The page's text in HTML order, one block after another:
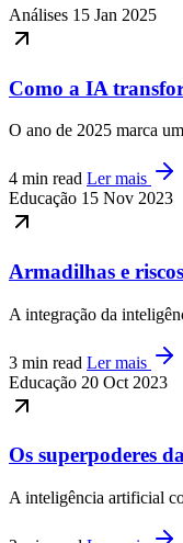
Análises 15 Jan 2025
Como a IA
O ano de 2025 marca
4 min read Ler mais
Educação 15 Nov 2023
Armadilhas e
A integração da
3 min read Ler mais
Educação 20 Oct 2023
Os superpoderes
A inteligência artificial